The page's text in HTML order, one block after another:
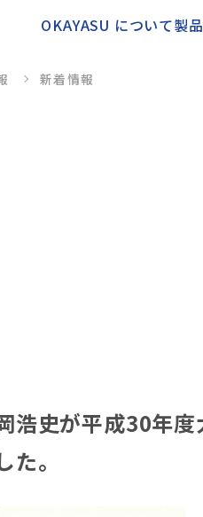
OKAYASU について製
新着情報
史が平成30年度
。